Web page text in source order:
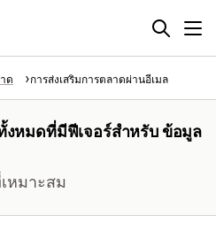
ด การส่งเสริมการตลาดผ่านอีเมล
งหมดที่มีฟีเจอร์สำหรับ ข้อมูล
หมาะสม